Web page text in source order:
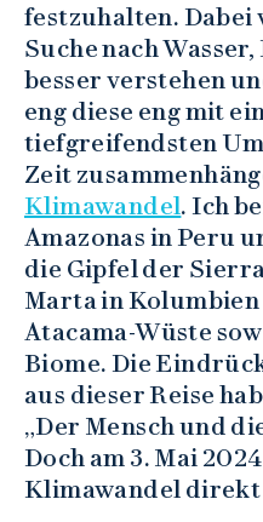
festzuhalten. Dabei
Suche nach
besser verstehen
eng diese eng mit
tiefgreifendsten
Zeit
Klimawandel. Ich
Amazonas in Peru
die Gipfel der
Marta in
Atacama-Wüste
Biome. Die
aus dieser Reise
„Der Mensch und
Doch am 3. Mai
Klimawandel direkt